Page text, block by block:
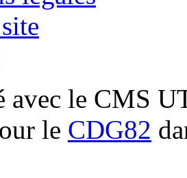
avec le CMS
le CDG82